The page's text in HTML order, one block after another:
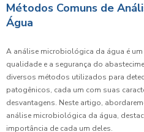
Métodos Comuns de
Água
A análise microbiológica da água é
qualidade e a segurança do
diversos métodos utilizados para
patogênicos, cada um com suas
desvantagens. Neste artigo,
análise microbiológica da água,
importância de cada um deles.